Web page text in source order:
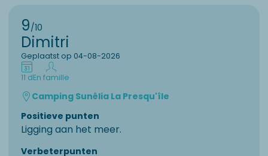
9/10
Dimitri
Geplaatst op 04-08-2026
11 dEn famille
Camping Sunêlia La Presqu'île
Positieve punten
Ligging aan het meer.
Verbeterpunten